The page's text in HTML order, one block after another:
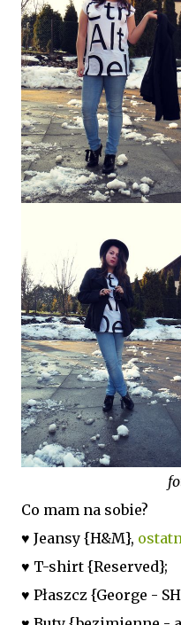
Co mam na sobie?
♥ Jeansy {H&M},
♥ T-shirt {Reserved};
♥ Płaszcz {George -